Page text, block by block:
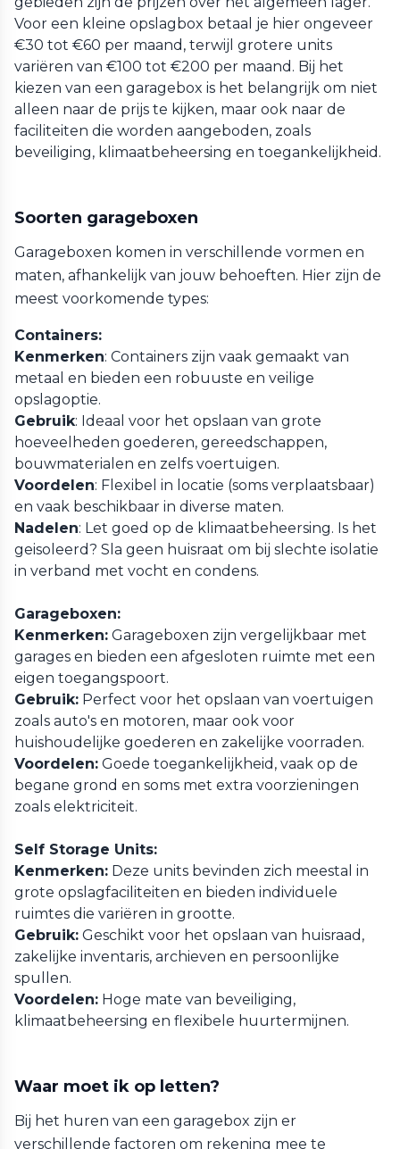
Voor een kleine opslagbox betaal je hier ongeveer
€30 tot €60 per maand, terwijl grotere units
variëren van €100 tot €200 per maand. Bij het
kiezen van een garagebox is het belangrijk om niet
alleen naar de prijs te kijken, maar ook naar de
faciliteiten die worden aangeboden, zoals
beveiliging, klimaatbeheersing en toegankelijkheid.
Soorten garageboxen
Garageboxen komen in verschillende vormen en
maten, afhankelijk van jouw behoeften. Hier zijn de
meest voorkomende types:
Containers:
Kenmerken: Containers zijn vaak gemaakt van
metaal en bieden een robuuste en veilige
opslagoptie.
Gebruik: Ideaal voor het opslaan van grote
hoeveelheden goederen, gereedschappen,
bouwmaterialen en zelfs voertuigen.
Voordelen: Flexibel in locatie (soms verplaatsbaar)
en vaak beschikbaar in diverse maten.
Nadelen: Let goed op de klimaatbeheersing. Is het
geisoleerd? Sla geen huisraat om bij slechte isolatie
in verband met vocht en condens.
Garageboxen:
Kenmerken: Garageboxen zijn vergelijkbaar met
garages en bieden een afgesloten ruimte met een
eigen toegangspoort.
Gebruik: Perfect voor het opslaan van voertuigen
zoals auto's en motoren, maar ook voor
huishoudelijke goederen en zakelijke voorraden.
Voordelen: Goede toegankelijkheid, vaak op de
begane grond en soms met extra voorzieningen
zoals elektriciteit.
Self Storage Units:
Kenmerken: Deze units bevinden zich meestal in
grote opslagfaciliteiten en bieden individuele
ruimtes die variëren in grootte.
Gebruik: Geschikt voor het opslaan van huisraad,
zakelijke inventaris, archieven en persoonlijke
spullen.
Voordelen: Hoge mate van beveiliging,
klimaatbeheersing en flexibele huurtermijnen.
Waar moet ik op letten?
Bij het huren van een garagebox zijn er
verschillende factoren om rekening mee te